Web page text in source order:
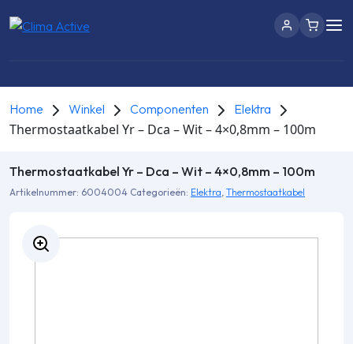
Home Winkel Componenten Elektra
Thermostaatkabel Yr – Dca – Wit – 4×0,8mm – 100m
Thermostaatkabel Yr – Dca – Wit – 4×0,8mm – 100m
Artikelnummer: 6004004 Categorieën: Elektra Thermostaatkabel